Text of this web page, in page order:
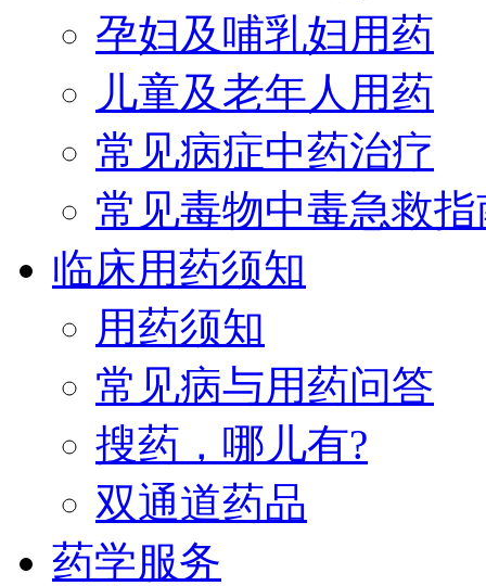
孕妇及哺乳妇用药
儿童及老年人用药
常见病症中药治疗
常见毒物中毒急救指
临床用药须知
用药须知
常见病与用药问答
搜药，哪儿有?
双通道药品
药学服务